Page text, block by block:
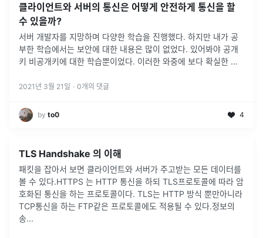
클라이언트와 서버의 통신은 어떻게 안전하게 통신을 할
수 있을까?
서버 개발자를 지망하며 다양한 학습을 진행했다. 하지만 내가 공
부한 학습에서는 보안에 대한 내용은 많이 없었다. 있어봐야 공개
키 비공개키에 대한 학습뿐이었다. 이러한 와중에 보다 확실한 보
서는 백날 코드만 ...
2021년 3월 21일 · 0개의 댓글
by to0 4
TLS Handshake 의 이해
패킷을 잡아서 보면 클라이언트와 서버가 주고받는 모든 데이터를
볼 수 있다.HTTPS 는 HTTP 통신을 하되 TLS프로토콜에 따라 암
호화된 통신을 하는 프로토콜이다. TLS는 HTTP 방식 뿐만아니라
TCP통신을 하는 FTP같은 프로토콜에도 적용될 수 있다.정보의
송...